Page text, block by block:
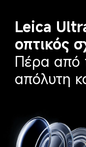
Leica
οπτικός
Πέρα από
απόλυτη